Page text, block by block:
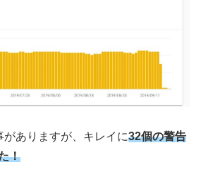
がありますが、キレイに32個の警告
！